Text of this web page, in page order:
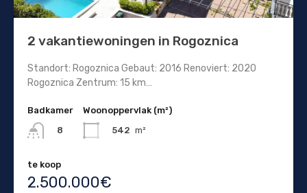
2 vakantiewoningen in Rogoznica
Standort: Rogoznica Gebaut: 2016 Renoviert: 2020
Rogoznica Zentrum: 15 km…
Badkamer
8
Woonoppervlak (m²)
542 m²
te koop
2.500.000€